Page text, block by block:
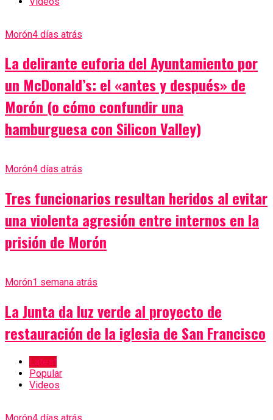
Morón4 días atrás
La delirante euforia del Ayuntamiento por
un McDonald’s: el «antes y después» de
Morón (o cómo confundir una
hamburguesa con Silicon Valley)
Morón4 días atrás
Tres funcionarios resultan heridos al evitar
una violenta agresión entre internos en la
prisión de Morón
Morón1 semana atrás
La Junta da luz verde al proyecto de
restauración de la iglesia de San Francisco
Latest
Popular
Videos